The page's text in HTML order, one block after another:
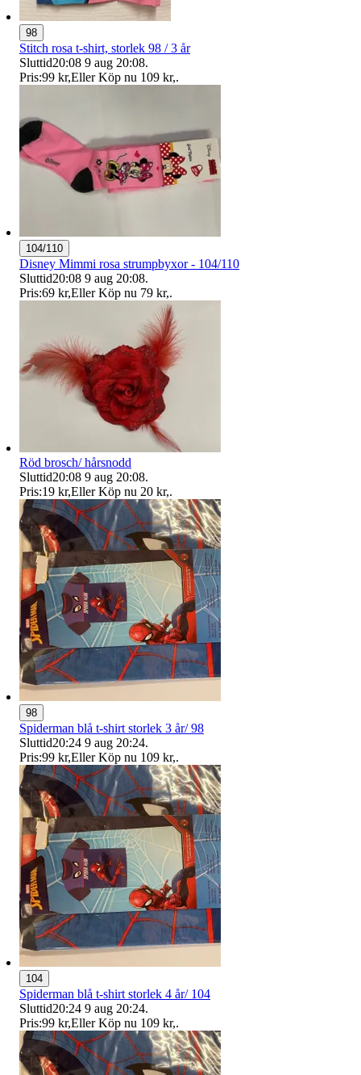
98
Stitch rosa t-shirt, storlek 98 / 3 år
Sluttid20:08 9 aug 20:08.
Pris:99 kr,Eller Köp nu 109 kr,.
104/110
Disney Mimmi rosa strumpbyxor - 104/110
Sluttid20:08 9 aug 20:08.
Pris:69 kr,Eller Köp nu 79 kr,.
Röd brosch/ hårsnodd
Sluttid20:08 9 aug 20:08.
Pris:19 kr,Eller Köp nu 20 kr,.
98
Spiderman blå t-shirt storlek 3 år/ 98
Sluttid20:24 9 aug 20:24.
Pris:99 kr,Eller Köp nu 109 kr,.
104
Spiderman blå t-shirt storlek 4 år/ 104
Sluttid20:24 9 aug 20:24.
Pris:99 kr,Eller Köp nu 109 kr,.